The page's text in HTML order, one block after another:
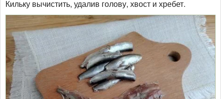
Кильку вычистить, удалив голову, хвост и хребет.